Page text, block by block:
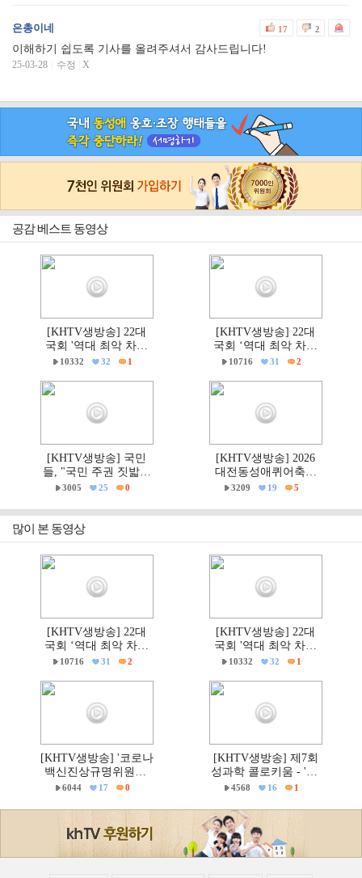
은총이네 17 2
이해하기 쉽도록 기사를 올려주셔서 감사드립니다!
25-03-28 수정 X
공감 베스트 동영상
[KHTV생방송] 22대
국회 '역대 최악 차별
금지법' 반대 거룩한방
10332 32 1
[KHTV생방송] 22대
국회 ‘역대 최악 차별
금지법’ 반대 거룩한방
10716 31 2
[KHTV생방송] 국민
들, "국민 주권 짓밟힌
6·3지방선거, 재선거하
하라!"
3005 25 0
[KHTV생방송] 2026
대전동성애퀴어축제
& 2026 거룩한방파제
대회' 현장
3209 19 5
많이 본 동영상
[KHTV생방송] 22대
국회 ‘역대 최악 차별
금지법’ 반대 거룩한방
10716 31 2
[KHTV생방송] 22대
국회 '역대 최악 차별
금지법' 반대 거룩한방
10332 32 1
[KHTV생방송] '코로나
백신진상규명위원회'
출범촉구 국회 기자회
6044 17 0
[KHTV생방송] 제7회
성과학 콜로키움 - 'PC
주의 & 의학'
4568 16 1